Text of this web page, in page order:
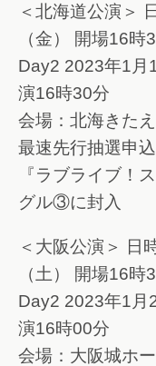
＜北海道公演＞
（金） 開場16
Day2 2023年1月
演16時30分
会場：北海きた
最速先行抽選申
『ラブライブ！
グル③に封入
＜大阪公演＞ 日
（土） 開場16
Day2 2023年1月
演16時00分
会場：大阪城ホ